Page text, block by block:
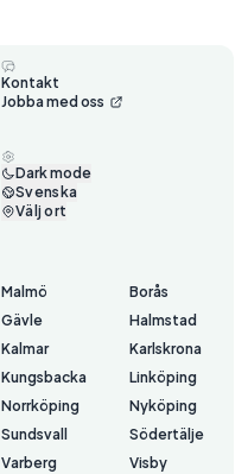
Kontakt
Jobba med oss
Dark mode
Svenska
Välj ort
Malmö
Borås
Gävle
Halmstad
Kalmar
Karlskrona
Kungsbacka
Linköping
Norrköping
Nyköping
Sundsvall
Södertälje
Varberg
Visby